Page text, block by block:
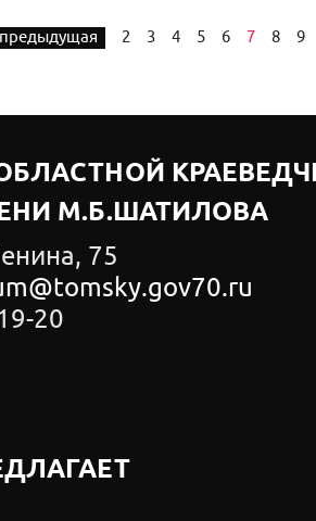
предыдущая 2 3 4 5 6 7 8 9
М.Б.ШАТИЛОВА
75
20